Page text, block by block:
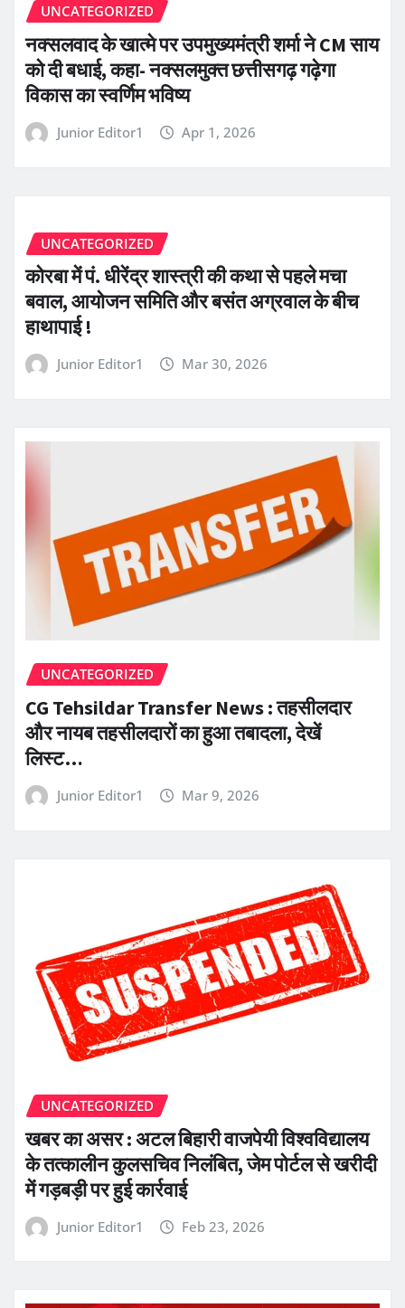
UNCATEGORIZED
नक्सलवाद के खात्मे पर उपमुख्यमंत्री शर्मा ने CM साय
को दी बधाई, कहा- नक्सलमुक्त छत्तीसगढ़ गढ़ेगा
विकास का स्वर्णिम भविष्य
Junior Editor1 Apr 1, 2026
UNCATEGORIZED
कोरबा में पं. धीरेंद्र शास्त्री की कथा से पहले मचा
बवाल, आयोजन समिति और बसंत अग्रवाल के बीच
हाथापाई !
Junior Editor1 Mar 30, 2026
UNCATEGORIZED
CG Tehsildar Transfer News : तहसीलदार
और नायब तहसीलदारों का हुआ तबादला, देखें
लिस्ट…
Junior Editor1 Mar 9, 2026
UNCATEGORIZED
खबर का असर : अटल बिहारी वाजपेयी विश्वविद्यालय
के तत्कालीन कुलसचिव निलंबित, जेम पोर्टल से खरीदी
में गड़बड़ी पर हुई कार्रवाई
Junior Editor1 Feb 23, 2026